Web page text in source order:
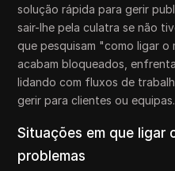
solução rápida para gerir
sair-lhe pela culatra se não
que pesquisam "como ligar o
acabam bloqueados,
lidando com fluxos de
gerir para clientes ou equipas.
Situações em que ligar
problemas